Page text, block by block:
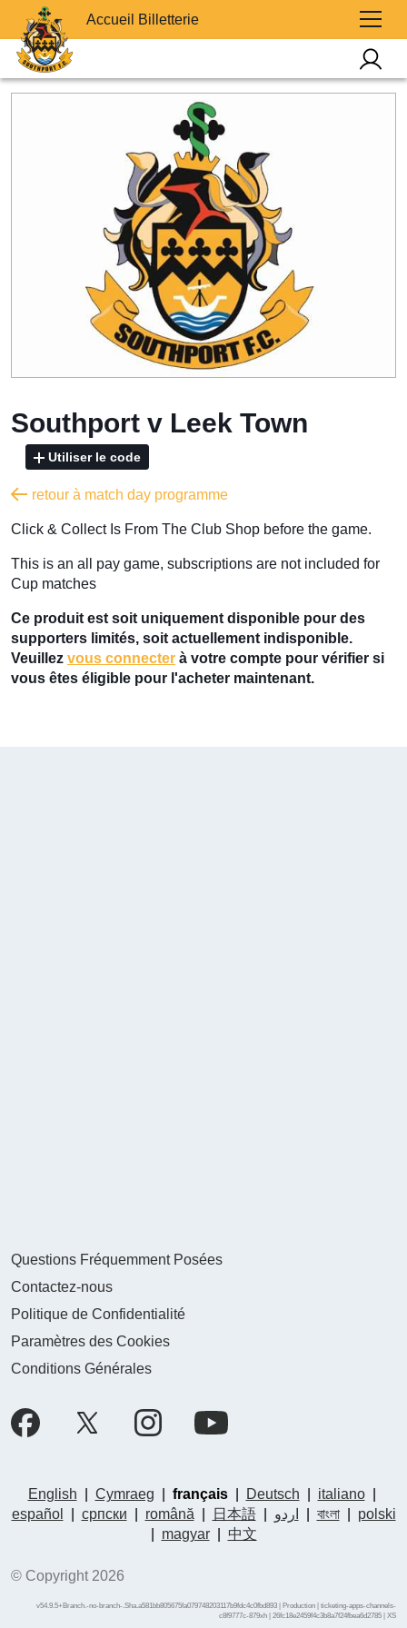
Accueil Billetterie
Southport v Leek Town
Utiliser le code
retour à match day programme
​Click & Collect Is From The Club Shop before the game.
​This is an all pay game, subscriptions are not included for
Cup matches
Ce produit est soit uniquement disponible pour des
supporters limités, soit actuellement indisponible.
Veuillez vous connecter à votre compte pour vérifier si
vous êtes éligible pour l'acheter maintenant.
Questions Fréquemment Posées
Contactez-nous
Politique de Confidentialité
Paramètres des Cookies
Conditions Générales
English Cymraeg français| Deutsch italiano|
español
српски română 日本語| اردو বাংলা|
polski
magyar| 中文
© Copyright 2026
v54.9.5+Branch.-no-branch-.Sha.a581bb805675fa079748203117b9fdc4c0fbd893 | Production | ticketing-apps-channels-
c8f9777c-879xh | 26fc18e2459f4c3b8a7f24fbea6d2785 | XS